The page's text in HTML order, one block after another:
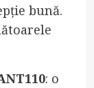
bună.
: o